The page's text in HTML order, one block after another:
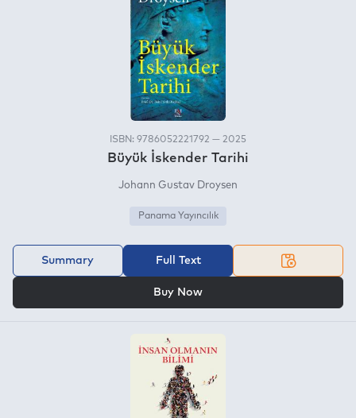
ISBN: 9786052221792 — 2025
Büyük İskender Tarihi
Johann Gustav Droysen
Panama Yayıncılık
Summary Full Text
Buy Now